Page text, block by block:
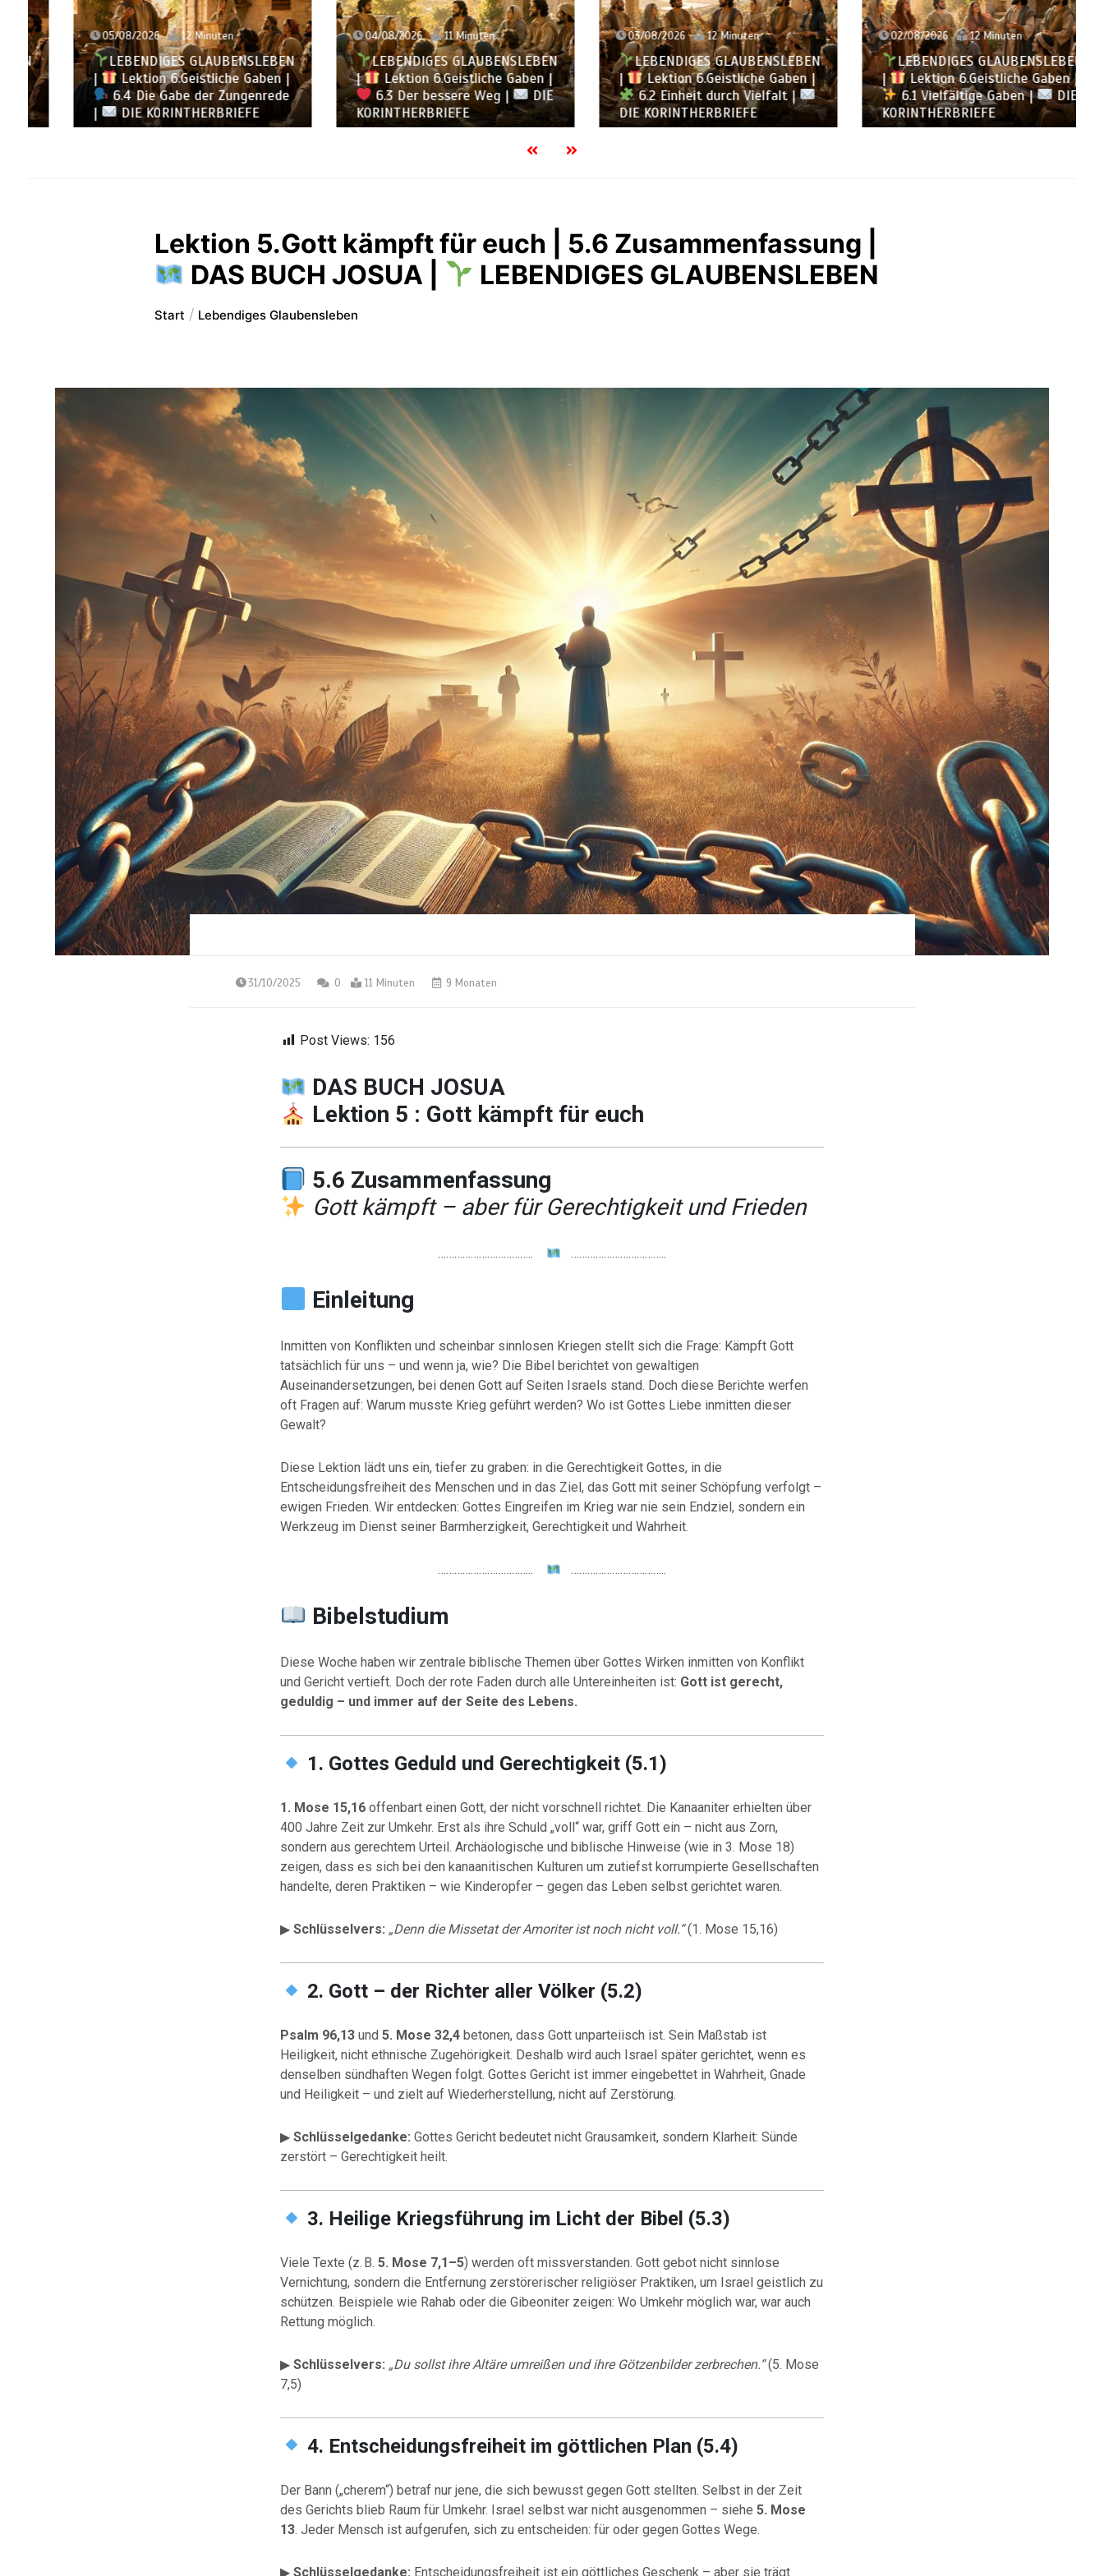
05/08/2026 12 Minuten
LEBENDIGES GLAUBENSLEBEN
Lektion 6.Geistliche Gaben |
6.4 Die Gabe der Zungenrede
DIE KORINTHERBRIEFE
04/08/2026 11 Minuten
LEBENDIGES GLAUBENSLEBEN
Lektion 6.Geistliche Gaben |
6.3 Der bessere Weg |
DIE
KORINTHERBRIEFE
03/08/2026 12 Minuten
LEBENDIGES GLAUBENSLEBEN
Lektion 6.Geistliche Gaben |
6.2 Einheit durch Vielfalt |
DIE KORINTHERBRIEFE
02/08/2026 12 Minuten
LEBENDIGES GLAUBENSLEBEN
Lektion 6.Geistliche Gaben |
6.1 Vielfältige Gaben |
DIE
KORINTHERBRIEFE
Lektion 5.Gott kämpft für euch | 5.6 Zusammenfassung |
DAS BUCH JOSUA |
LEBENDIGES GLAUBENSLEBEN
Start Lebendiges Glaubensleben
31/10/2025 0 11 Minuten 9 Monaten
Post Views: 156
DAS BUCH JOSUA
Lektion 5 : Gott kämpft für euch
5.6 Zusammenfassung
Gott kämpft – aber für Gerechtigkeit und Frieden
…………………………….. ……………………………..
Einleitung
Inmitten von Konflikten und scheinbar sinnlosen Kriegen stellt sich die Frage: Kämpft Gott
tatsächlich für uns – und wenn ja, wie? Die Bibel berichtet von gewaltigen
Auseinandersetzungen, bei denen Gott auf Seiten Israels stand. Doch diese Berichte werfen
oft Fragen auf: Warum musste Krieg geführt werden? Wo ist Gottes Liebe inmitten dieser
Gewalt?
Diese Lektion lädt uns ein, tiefer zu graben: in die Gerechtigkeit Gottes, in die
Entscheidungsfreiheit des Menschen und in das Ziel, das Gott mit seiner Schöpfung verfolgt –
ewigen Frieden. Wir entdecken: Gottes Eingreifen im Krieg war nie sein Endziel, sondern ein
Werkzeug im Dienst seiner Barmherzigkeit, Gerechtigkeit und Wahrheit.
…………………………….. ……………………………..
Bibelstudium
Diese Woche haben wir zentrale biblische Themen über Gottes Wirken inmitten von Konflikt
und Gericht vertieft. Doch der rote Faden durch alle Untereinheiten ist: Gott ist gerecht,
geduldig – und immer auf der Seite des Lebens.
1. Gottes Geduld und Gerechtigkeit (5.1)
1. Mose 15,16offenbart einen Gott, der nicht vorschnell richtet. Die Kanaaniter erhielten über
400 Jahre Zeit zur Umkehr. Erst als ihre Schuld „voll“ war, griff Gott ein – nicht aus Zorn,
sondern aus gerechtem Urteil. Archäologische und biblische Hinweise (wie in 3. Mose 18)
zeigen, dass es sich bei den kanaanitischen Kulturen um zutiefst korrumpierte Gesellschaften
handelte, deren Praktiken – wie Kinderopfer – gegen das Leben selbst gerichtet waren.
▶ Schlüsselvers: „Denn die Missetat der Amoriter ist noch nicht voll.“(1. Mose 15,16)
2. Gott – der Richter aller Völker (5.2)
Psalm 96,13und 5. Mose 32,4betonen, dass Gott unparteiisch ist. Sein Maßstab ist
Heiligkeit, nicht ethnische Zugehörigkeit. Deshalb wird auch Israel später gerichtet, wenn es
denselben sündhaften Wegen folgt. Gottes Gericht ist immer eingebettet in Wahrheit, Gnade
und Heiligkeit – und zielt auf Wiederherstellung, nicht auf Zerstörung.
▶ Schlüsselgedanke: Gottes Gericht bedeutet nicht Grausamkeit, sondern Klarheit: Sünde
zerstört – Gerechtigkeit heilt.
3. Heilige Kriegsführung im Licht der Bibel (5.3)
Viele Texte (z. B. 5. Mose 7,1–5) werden oft missverstanden. Gott gebot nicht sinnlose
Vernichtung, sondern die Entfernung zerstörerischer religiöser Praktiken, um Israel geistlich zu
schützen. Beispiele wie Rahab oder die Gibeoniter zeigen: Wo Umkehr möglich war, war auch
Rettung möglich.
▶ Schlüsselvers: „Du sollst ihre Altäre umreißen und ihre Götzenbilder zerbrechen.“(5. Mose
7,5)
4. Entscheidungsfreiheit im göttlichen Plan (5.4)
Der Bann („cherem“) betraf nur jene, die sich bewusst gegen Gott stellten. Selbst in der Zeit
des Gerichts blieb Raum für Umkehr. Israel selbst war nicht ausgenommen – siehe 5. Mose
13. Jeder Mensch ist aufgerufen, sich zu entscheiden: für oder gegen Gottes Wege.
▶ Schlüsselgedanke: Entscheidungsfreiheit ist ein göttliches Geschenk – aber sie trägt